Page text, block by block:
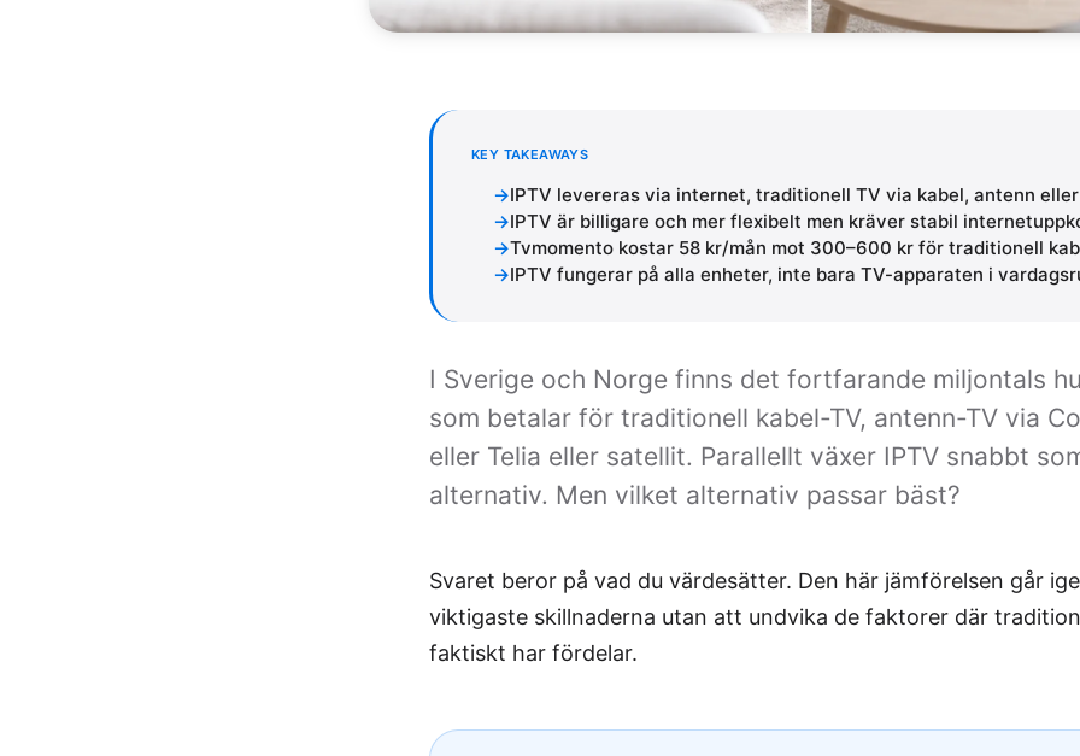
KEY TAKEAWAYS
IPTV levereras via internet, traditionell TV via kabel, antenn
IPTV är billigare och mer flexibelt men kräver stabil
Tvmomento kostar 58 kr/mån mot 300–600 kr för traditionell
IPTV fungerar på alla enheter, inte bara TV-apparaten i
I Sverige och Norge finns det fortfarande miljontals
som betalar för traditionell kabel-TV, antenn-TV via
eller Telia eller satellit. Parallellt växer IPTV snabbt
alternativ. Men vilket alternativ passar bäst?
Svaret beror på vad du värdesätter. Den här jämförelsen går
viktigaste skillnaderna utan att undvika de faktorer där
faktiskt har fördelar.